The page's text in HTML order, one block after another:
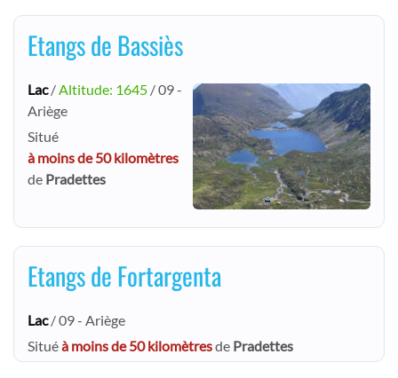
Etangs de Bassiès
Lac/Altitude: 1645 / 09 -
Ariège
Situé
à moins de 50 kilomètres
de Pradettes
Etangs de Fortargenta
Lac/ 09 - Ariège
Situéà moins de 50 kilomètresde Pradettes